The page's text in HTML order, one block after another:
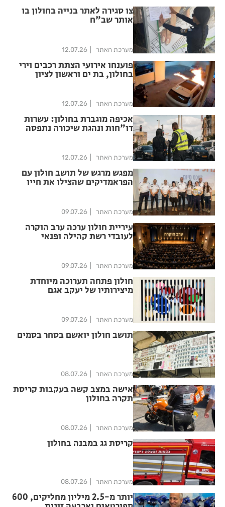
צו סגירה לאתר בנייה בחולון בו
אותר שב"ח
מערכת האתר 12.07.26
פוענחו אירועי הצתת רכבים וירי
בחולון, בת ים וראשון לציון
מערכת האתר 12.07.26
אכיפה מוגברת בחולון: עשרות
דו"חות ונהגת שיכורה נתפסה
מערכת האתר 12.07.26
מפגש מרגש של תושב חולון עם
הפראמדיקים שהצילו את חייו
מערכת האתר 09.07.26
עיריית חולון ערכה ערב הוקרה
לעובדי רשת קהילה ופנאי
מערכת האתר 09.07.26
חולון פתחה תערוכה מיוחדת
מיצירותיו של יעקב אגם
מערכת האתר 09.07.26
תושב חולון יואשם בסחר בסמים
מערכת האתר 08.07.26
אישה במצב קשה בעקבות קריסת
תקרה בחולון
מערכת האתר 08.07.26
קריסת גג במבנה בחולון
מערכת האתר 08.07.26
יותר מ-2.5 מיליון מחליקים, 600